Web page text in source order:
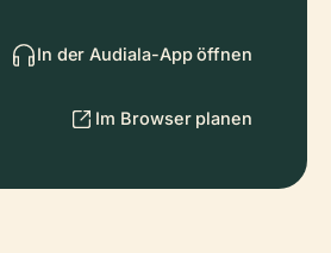
In der Audiala-App öffnen
Im Browser planen